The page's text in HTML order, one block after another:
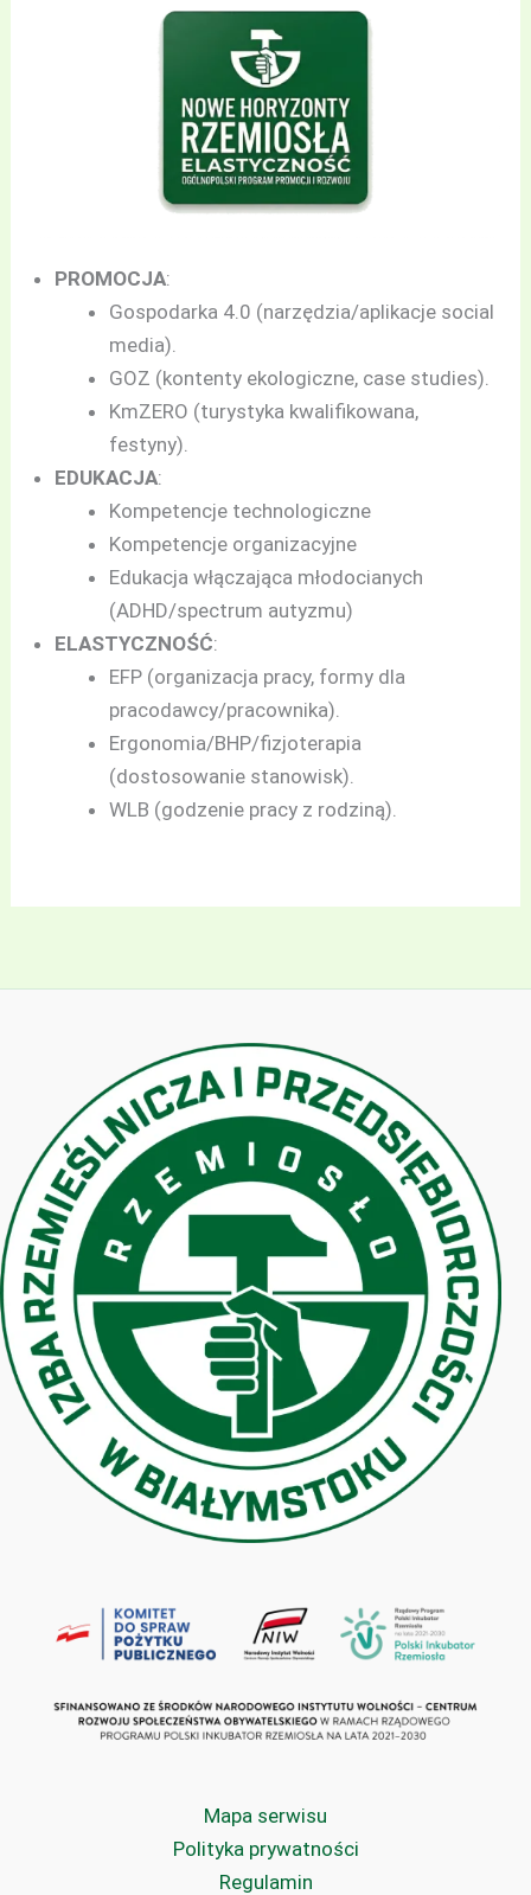
PROMOCJA:
Gospodarka 4.0 (narzędzia/aplikacje social
media).
GOZ (kontenty ekologiczne, case studies).
KmZERO (turystyka kwalifikowana,
festyny).
EDUKACJA:
Kompetencje technologiczne
Kompetencje organizacyjne
Edukacja włączająca młodocianych
(ADHD/spectrum autyzmu)
ELASTYCZNOŚĆ:
EFP (organizacja pracy, formy dla
pracodawcy/pracownika).
Ergonomia/BHP/fizjoterapia
(dostosowanie stanowisk).
WLB (godzenie pracy z rodziną).​
Mapa serwisu
Polityka prywatności
Regulamin